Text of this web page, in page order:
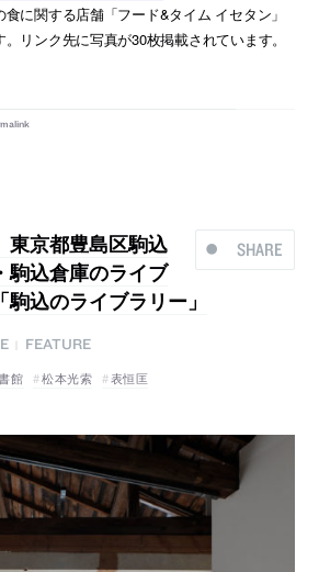
に関する店舗「フード&タイム イセタン」
リンク先に写真が30枚掲載されています。
SHARE
東京都豊島区駒込
駒込倉庫のライブ
込のライブラリー」
FEATURE
館 松本光索 表恒匡